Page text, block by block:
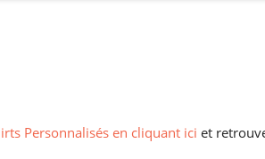
Personnalisés en cliquant ici et